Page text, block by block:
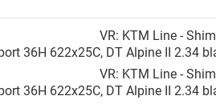
VR: KTM Line -
36H 622x25C, DT Alpine II 2.34
VR: KTM Line -
36H 622x25C, DT Alpine II 2.34